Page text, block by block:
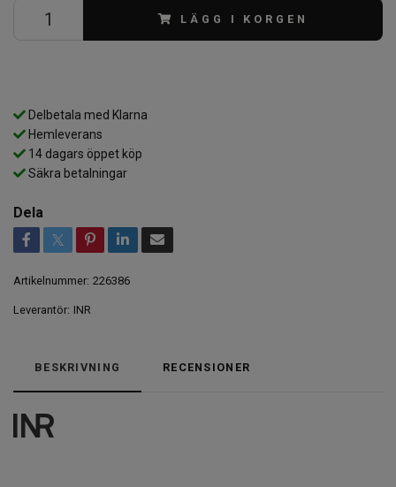
LÄGG I KORGEN
Delbetala med Klarna
Hemleverans
14 dagars öppet köp
Säkra betalningar
Dela
Artikelnummer: 226386
Leverantör: INR
BESKRIVNING RECENSIONER